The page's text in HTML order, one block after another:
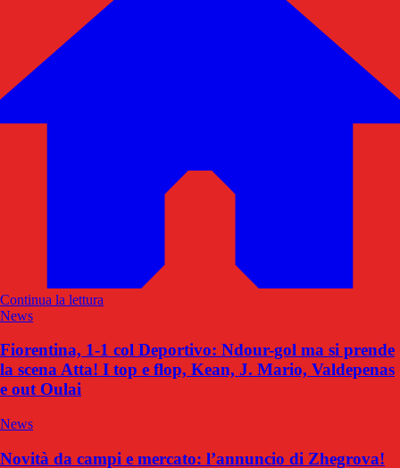
Continua la lettura
News
Fiorentina, 1-1 col Deportivo: Ndour-gol ma si prende
la scena Atta! I top e flop, Kean, J. Mario, Valdepenas
e out Oulai
News
Novità da campi e mercato: l’annuncio di Zhegrova!